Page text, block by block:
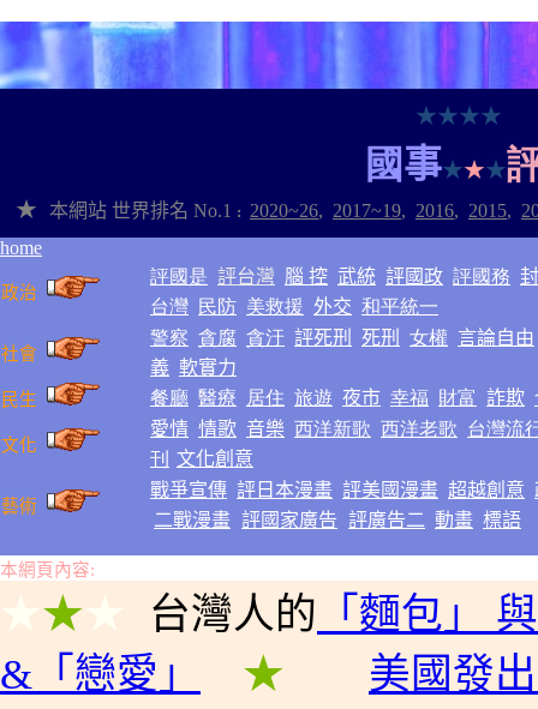
★★★★
國事★★★
★ 本網站 世界排名 No.1 : 2020~26, 2017~19, 2016, 2015,
home
政治
評國是 評台灣 腦 控 武統 評國政 評國務
台灣 民防 美救援 外交 和平統一
社會
警察 貪腐 貪汙 評死刑 死刑 女權 言論自由
義 軟實力
民生 餐廳 醫療 居住 旅遊 夜市 幸福 財富 詐欺
文化
愛情 情歌 音樂 西洋新歌 西洋老歌 台灣流
刊 文化創意
藝術
戰爭宣傳 評日本漫畫 評美國漫畫 超越創意
二戰漫畫 評國家廣告 評廣告二 動畫 標語
本網頁內容:
★ 台灣人的 「 麵包 」
&「 戀愛 」 ★ 美國發出